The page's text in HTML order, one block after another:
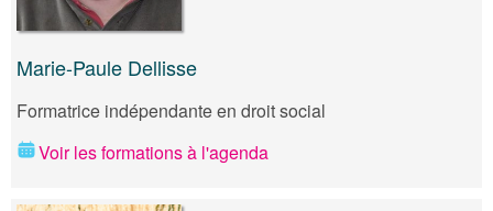
Marie-Paule Dellisse
Formatrice indépendante en droit social
Voir les formations à l'agenda